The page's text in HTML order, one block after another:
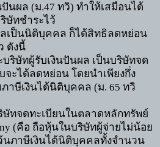
ปันผล (ม.47 ทวิ) ทำให้เสมือนได้
ษัทชำระไว้
เป็นนิติบุคคล ก็ได้สิทธิลดหย่อน
ดังนี้
ริษัทผู้รับเงินปันผล เป็นบริษัทจด
จะได้ลดหย่อน โดยนำเพียงกึ่ง
าษีเงินได้นิติบุคคล (ม. 65 ทวิ
ทจดทะเบียนในตลาดหลักทรัพย์
(คือ ถือหุ้นในบริษัทผู้จ่ายไม่น้อย
นภาษีเงินได้นิติบุคคลทั้งจำนวน